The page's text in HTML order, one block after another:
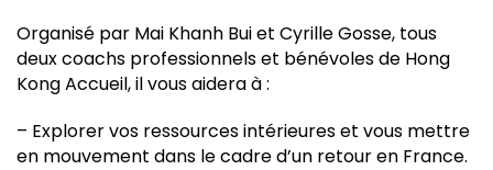
Organisé par Mai Khanh Bui et Cyrille Gosse, tous
deux coachs professionnels et bénévoles de Hong
Kong Accueil, il vous aidera à :
– Explorer vos ressources intérieures et vous mettre
en mouvement dans le cadre d’un retour en France.